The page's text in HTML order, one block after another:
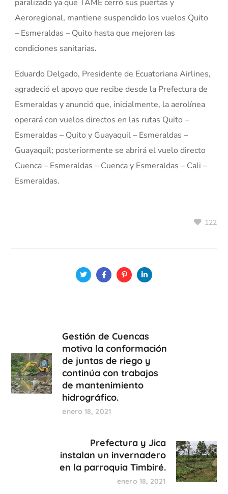
paralizado ya que TAME cerró sus puertas y
Aeroregional, mantiene suspendido los vuelos Quito
– Esmeraldas – Quito hasta que mejoren las
condiciones sanitarias.
Eduardo Delgado, Presidente de Ecuatoriana Airlines,
agradeció el apoyo que recibe desde la Prefectura de
Esmeraldas y anunció que, inicialmente, la aerolínea
operará con vuelos directos en las rutas Quito –
Esmeraldas – Quito y Guayaquil – Esmeraldas –
Guayaquil; posteriormente se abrirá el vuelo directo
Cuenca – Esmeraldas – Cuenca y Esmeraldas – Cali –
Esmeraldas.
122
Gestión de Cuencas
motiva la conformación
de juntas de riego y
continúa con trabajos
de mantenimiento
hidrográfico.
enero 18, 2021
Prefectura y Jica
instalan un invernadero
en la parroquia Timbiré.
enero 18, 2021